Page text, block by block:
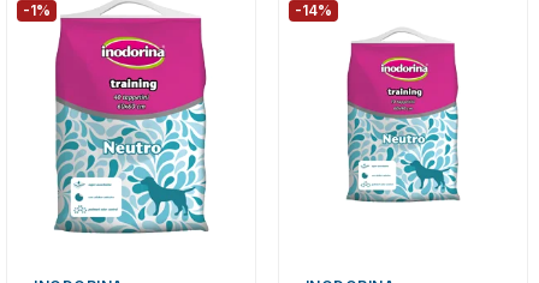
-1% -14%